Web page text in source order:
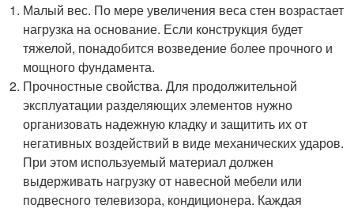
Малый вес. По мере увеличения веса стен возрастает
нагрузка на основание. Если конструкция будет
тяжелой, понадобится возведение более прочного и
мощного фундамента.
Прочностные свойства. Для продолжительной
эксплуатации разделяющих элементов нужно
организовать надежную кладку и защитить их от
негативных воздействий в виде механических ударов.
При этом используемый материал должен
выдерживать нагрузку от навесной мебели или
подвесного телевизора, кондиционера. Каждая